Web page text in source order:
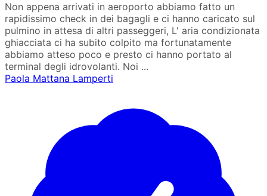
Non appena arrivati in aeroporto abbiamo fatto un
rapidissimo check in dei bagagli e ci hanno caricato sul
pulmino in attesa di altri passeggeri, L' aria condizionata
ghiacciata ci ha subito colpito ma fortunatamente
abbiamo atteso poco e presto ci hanno portato al
terminal degli idrovolanti. Noi ...
Paola Mattana Lamperti